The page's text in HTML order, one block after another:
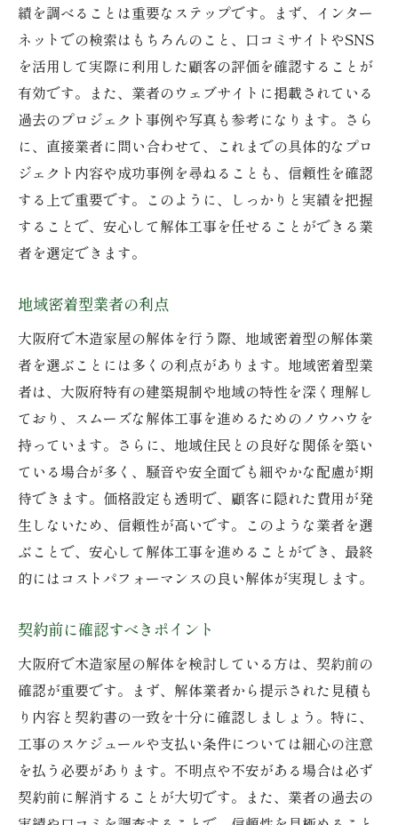
信頼できる口コミサイトの選び方
口コミ情報のチェックポイント
高評価業者の共通点
低評価の理由を探る
実際の利用者の声
口コミを超えた選定基準
大阪府での解体業者選びと環境への配慮の重要
性
持続可能な解体方法
解体時のエコ対策
地域社会への影響を考慮
グリーン解体の必要性
地球温暖化対策に貢献する方法
大阪府の解体業者を選ぶ際の実績確認のポイン
過去のプロジェクト事例
成功実績の分析方法
解体経験の豊富さの見極め
業者の専門性を確認
業者の成長性を評価
績を調べることは重要なステップです。まず、インター
ネットでの検索はもちろんのこと、口コミサイトやSNS
を活用して実際に利用した顧客の評価を確認することが
有効です。また、業者のウェブサイトに掲載されている
過去のプロジェクト事例や写真も参考になります。さら
に、直接業者に問い合わせて、これまでの具体的なプロ
ジェクト内容や成功事例を尋ねることも、信頼性を確認
する上で重要です。このように、しっかりと実績を把握
することで、安心して解体工事を任せることができる業
者を選定できます。
地域密着型業者の利点
大阪府で木造家屋の解体を行う際、地域密着型の解体業
者を選ぶことには多くの利点があります。地域密着型業
者は、大阪府特有の建築規制や地域の特性を深く理解し
ており、スムーズな解体工事を進めるためのノウハウを
持っています。さらに、地域住民との良好な関係を築い
ている場合が多く、騒音や安全面でも細やかな配慮が期
待できます。価格設定も透明で、顧客に隠れた費用が発
生しないため、信頼性が高いです。このような業者を選
ぶことで、安心して解体工事を進めることができ、最終
的にはコストパフォーマンスの良い解体が実現します。
契約前に確認すべきポイント
大阪府で木造家屋の解体を検討している方は、契約前の
確認が重要です。まず、解体業者から提示された見積も
り内容と契約書の一致を十分に確認しましょう。特に、
工事のスケジュールや支払い条件については細心の注意
を払う必要があります。不明点や不安がある場合は必ず
契約前に解消することが大切です。また、業者の過去の